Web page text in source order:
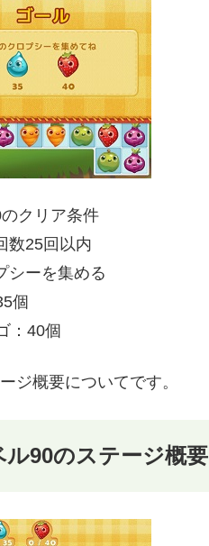
クリア条件
数25回以内
シーを集める
個
：40個
ジ概要についてです。
ル90のステージ概要